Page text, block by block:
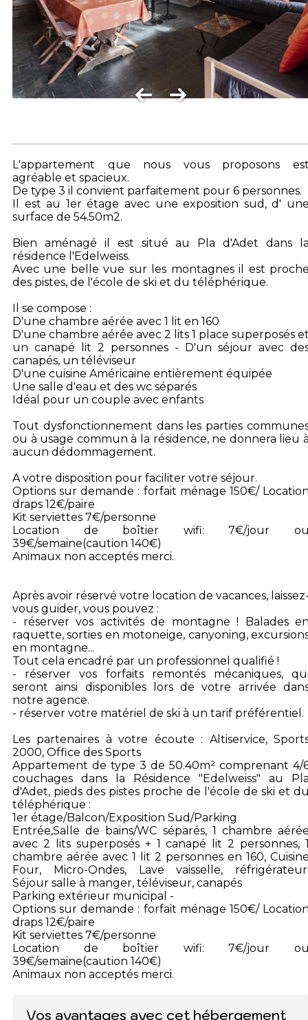
L'appartement que nous vous proposons
agréable et spacieux.
De type 3 il convient parfaitement pour 6 personnes.
Il est au 1er étage avec une exposition sud, d'
surface de 54.50m2.
Bien aménagé il est situé au Pla d'Adet dans
résidence l'Edelweiss.
Avec une belle vue sur les montagnes il est
des pistes, de l'école de ski et du téléphérique.
Il se compose :
D'une chambre aérée avec 1 lit en 160
D'une chambre aérée avec 2 lits 1 place superposés
un canapé lit 2 personnes - D'un séjour avec
canapés, un téléviseur
D'une cuisine Américaine entièrement équipée
Une salle d'eau et des wc séparés
Idéal pour un couple avec enfants
Tout dysfonctionnement dans les parties
ou à usage commun à la résidence, ne donnera lieu
aucun dédommagement.
A votre disposition pour faciliter votre séjour.
Options sur demande : forfait ménage 150€/
draps 12€/paire
Kit serviettes 7€/personne
Location de boîtier wifi: 7€/jour
39€/semaine(caution 140€)
Animaux non acceptés merci.
Après avoir réservé votre location de vacances,
vous guider, vous pouvez :
- réserver vos activités de montagne ! Balades
raquette, sorties en motoneige, canyoning,
en montagne...
Tout cela encadré par un professionnel qualifié !
- réserver vos forfaits remontés mécaniques,
seront ainsi disponibles lors de votre arrivée
notre agence.
- réserver votre matériel de ski à un tarif préférentiel.
Les partenaires à votre écoute : Altiservice,
2000, Office des Sports
Appartement de type 3 de 50.40m² comprenant 4/
couchages dans la Résidence "Edelweiss" au
d'Adet, pieds des pistes proche de l'école de ski et
téléphérique :
1er étage/Balcon/Exposition Sud/Parking
Entrée,Salle de bains/WC séparés, 1 chambre
avec 2 lits superposés + 1 canapé lit 2 personnes,
chambre aérée avec 1 lit 2 personnes en 160,
Four, Micro-Ondes, Lave vaisselle,
Séjour salle à manger, téléviseur, canapés
Parking extérieur municipal -
Options sur demande : forfait ménage 150€/
draps 12€/paire
Kit serviettes 7€/personne
Location de boîtier wifi: 7€/jour
39€/semaine(caution 140€)
Animaux non acceptés merci.
Vos avantages avec cet hébergement